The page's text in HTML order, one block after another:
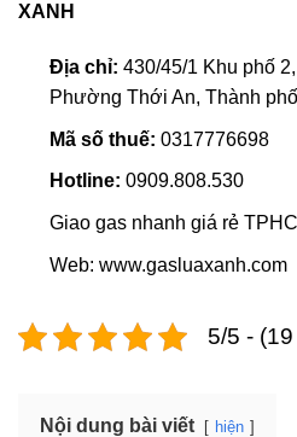
XANH
Địa chỉ: 430/45/1 Khu phố
Phường Thới An, Thành
Mã số thuế: 0317776698
Hotline: 0909.808.530
Giao gas nhanh giá rẻ
Web: www.gasluaxanh.com
5/5 -
Nội dung bài viết hiện